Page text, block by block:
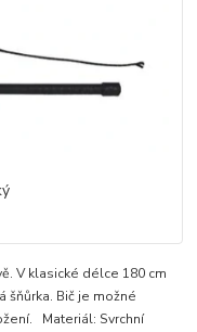
V klasické délce 180 cm
šňůrka. Bič je možné
Materiál: Svrchní